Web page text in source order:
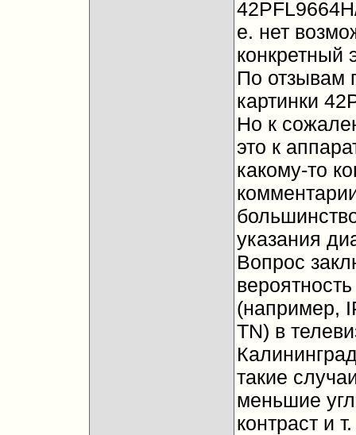
е. нет
конкретный
По отзывам
картинки
Но к
это к
какому-то
указания
Вопрос
(например,
TN) в
такие
меньшие
контраст и